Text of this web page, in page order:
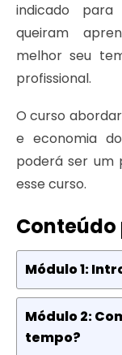
indicado para
queiram
melhor seu
profissional.
O curso
e economia
poderá ser um
esse curso.
Módulo 1:
Módulo 2:
tempo?